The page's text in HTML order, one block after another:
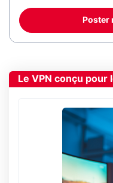
Poster
Le VPN conçu pour